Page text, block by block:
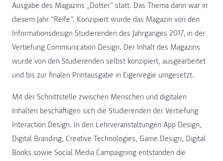
Ausgabe des Magazins „Dotter“ statt. Das Thema darin war in
diesem Jahr “Reife”. Konzipiert wurde das Magazin von den
Informationsdesign Studierenden des Jahrganges 2017, in der
Vertiefung Communication Design. Der Inhalt des Magazins
wurde von den Studierenden selbst konzipiert, ausgearbeitet
und bis zur finalen Printausgabe in Eigenregie umgesetzt.
Mit der Schnittstelle zwischen Menschen und digitalen
Inhalten beschäftigen sich die Studierenden der Vertiefung
Interaction Design. In den Lehrveranstaltungen App Design,
Digital Branding, Creative Technologies, Game Design, Digital
Books sowie Social Media Campaigning entstanden die